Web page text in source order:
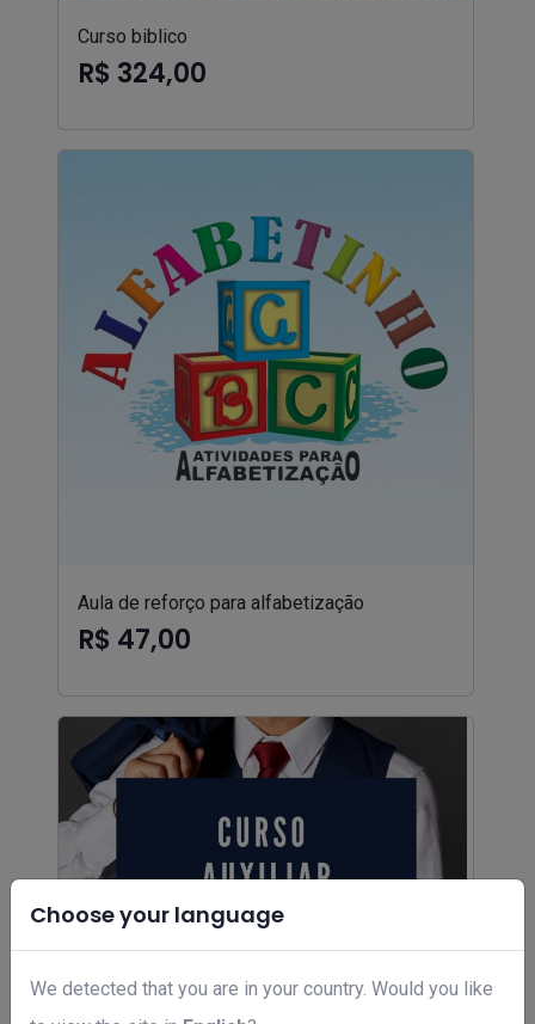
Choose your language
We detected that you are in your country. Would you like
Curso biblico
R$ 324,00
Aula de reforço para alfabetização
R$ 47,00